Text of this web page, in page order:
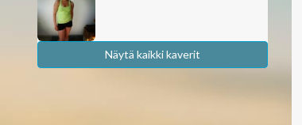
Näytä kaikki kaverit